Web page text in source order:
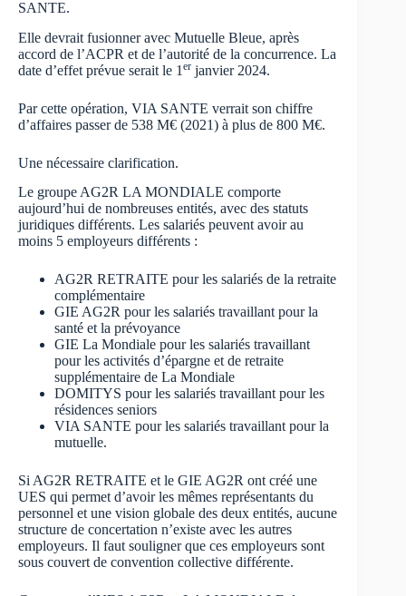
SANTE.
Elle devrait fusionner avec Mutuelle Bleue, après
accord de l’ACPR et de l’autorité de la concurrence. La
date d’effet prévue serait le 1 er janvier 2024.
Par cette opération, VIA SANTE verrait son chiffre
d’affaires passer de 538 M€ (2021) à plus de 800 M€.
Une nécessaire clarification.
Le groupe AG2R LA MONDIALE comporte
aujourd’hui de nombreuses entités, avec des statuts
juridiques différents. Les salariés peuvent avoir au
moins 5 employeurs différents :
AG2R RETRAITE pour les salariés de la retraite
complémentaire
GIE AG2R pour les salariés travaillant pour la
santé et la prévoyance
GIE La Mondiale pour les salariés travaillant
pour les activités d’épargne et de retraite
supplémentaire de La Mondiale
DOMITYS pour les salariés travaillant pour les
résidences seniors
VIA SANTE pour les salariés travaillant pour la
mutuelle.
Si AG2R RETRAITE et le GIE AG2R ont créé une
UES qui permet d’avoir les mêmes représentants du
personnel et une vision globale des deux entités, aucune
structure de concertation n’existe avec les autres
employeurs. Il faut souligner que ces employeurs sont
sous couvert de convention collective différente.